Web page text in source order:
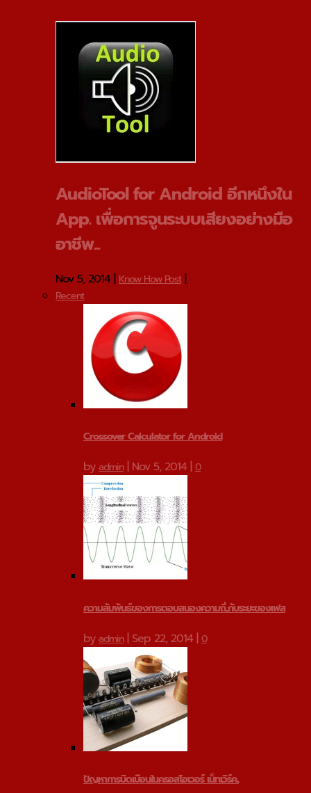
AudioTool for Android อีกหนึงใน
App. เพื่อการจูนระบบเสียงอย่างมือ
อาชีพ...
Nov 5, 2014| Know How Post|
Recent
Crossover Calculator for Android
byadmin| Nov 5, 2014 | 0
ความสัมพันธ์ของการตอบสนองความถี่...กับระยะของเฟส
byadmin| Sep 22, 2014 | 0
ปัญหาการบิดเบือนในครอสโอเวอร์ เน็ทเวิร์ค...